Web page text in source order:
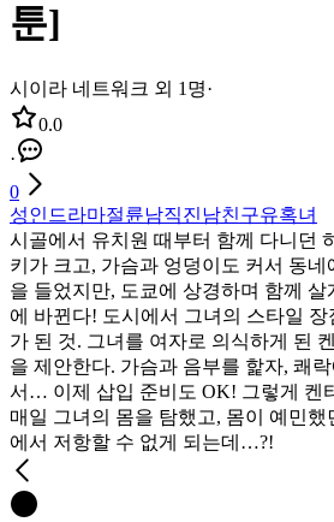
툰]
시이라 네트워크 외 1명·
0.0
·
0
성인 드라마절륜남직진남친구유혹녀
시골에서 유치원 때부터 함께 다니던
키가 크고, 가슴과 엉덩이도 커서 동
을 들었지만, 도쿄에 상경하며 함께
에 바뀐다! 도시에서 그녀의 스타일 장
가 된 것. 그녀를 여자로 의식하게 된
을 제안한다. 가슴과 음부를 핥자, 쾌
서… 이제 삽입 준비도 OK! 그렇게 켄
매일 그녀의 몸을 탐했고, 몸이 예민
에서 저항할 수 없게 되는데…?!